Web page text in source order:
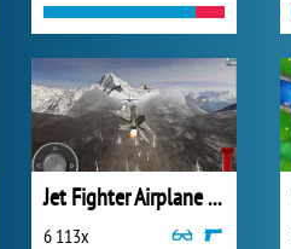
Jet Fighter Airplane Racing
6 113x